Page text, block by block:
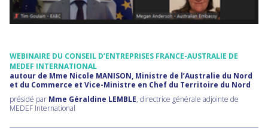
WEBINAIRE DU CONSEIL D’ENTREPRISES FRANCE-AUSTRALIE DE
MEDEF INTERNATIONAL
autour de Mme Nicole MANISON, Ministre de l’Australie du Nord
et du Commerce et Vice-Ministre en Chef du Territoire du Nord
présidé par Mme Géraldine LEMBLE, directrice générale adjointe de
MEDEF International